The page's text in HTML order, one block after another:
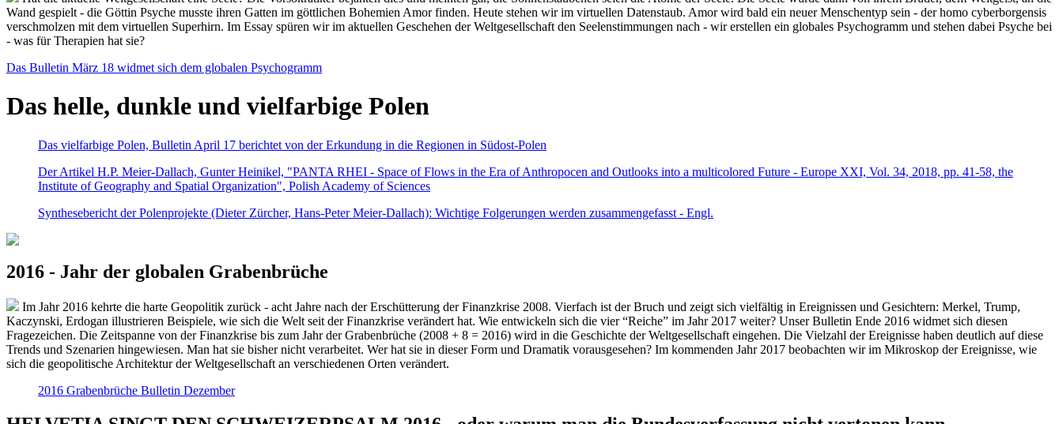
Wand gespielt - die Göttin Psyche musste ihren Gatten im göttlichen Bohemien Amor finden. Heute stehen wir im virtuellen Datenstaub. Amor wird bald ein neuer Menschentyp sein - der homo cyberborgensis
verschmolzen mit dem virtuellen Superhirn. Im Essay spüren wir im aktuellen Geschehen der Weltgesellschaft den Seelenstimmungen nach - wir erstellen ein globales Psychogramm und stehen dabei Psyche bei
- was für Therapien hat sie?
Das Bulletin März 18 widmet sich dem globalen Psychogramm
Das helle, dunkle und vielfarbige Polen
Das vielfarbige Polen, Bulletin April 17 berichtet von der Erkundung in die Regionen in Südost-Polen
Der Artikel H.P. Meier-Dallach, Gunter Heinikel, "PANTA RHEI - Space of Flows in the Era of Anthropocen and Outlooks into a multicolored Future - Europe XXI, Vol. 34, 2018, pp. 41-58, the
Institute of Geography and Spatial Organization", Polish Academy of Sciences
Synthesebericht der Polenprojekte (Dieter Zürcher, Hans-Peter Meier-Dallach): Wichtige Folgerungen werden zusammengefasst - Engl.
2016 - Jahr der globalen Grabenbrüche
Im Jahr 2016 kehrte die harte Geopolitik zurück - acht Jahre nach der Erschütterung der Finanzkrise 2008. Vierfach ist der Bruch und zeigt sich vielfältig in Ereignissen und Gesichtern: Merkel, Trump,
Kaczynski, Erdogan illustrieren Beispiele, wie sich die Welt seit der Finanzkrise verändert hat. Wie entwickeln sich die vier “Reiche” im Jahr 2017 weiter? Unser Bulletin Ende 2016 widmet sich diesen
Fragezeichen. Die Zeitspanne von der Finanzkrise bis zum Jahr der Grabenbrüche (2008 + 8 = 2016) wird in die Geschichte der Weltgesellschaft eingehen. Die Vielzahl der Ereignisse haben deutlich auf diese
Trends und Szenarien hingewiesen. Man hat sie bisher nicht verarbeitet. Wer hat sie in dieser Form und Dramatik vorausgesehen? Im kommenden Jahr 2017 beobachten wir im Mikroskop der Ereignisse, wie
sich die geopolitische Architektur der Weltgesellschaft an verschiedenen Orten verändert.
2016 Grabenbrüche Bulletin Dezember